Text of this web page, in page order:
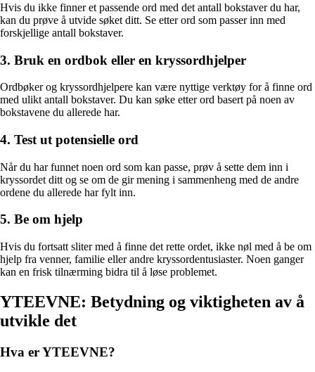
Hvis du ikke finner et passende ord med det antall bokstaver du har,
kan du prøve å utvide søket ditt. Se etter ord som passer inn med
forskjellige antall bokstaver.
3. Bruk en ordbok eller en kryssordhjelper
Ordbøker og kryssordhjelpere kan være nyttige verktøy for å finne ord
med ulikt antall bokstaver. Du kan søke etter ord basert på noen av
bokstavene du allerede har.
4. Test ut potensielle ord
Når du har funnet noen ord som kan passe, prøv å sette dem inn i
kryssordet ditt og se om de gir mening i sammenheng med de andre
ordene du allerede har fylt inn.
5. Be om hjelp
Hvis du fortsatt sliter med å finne det rette ordet, ikke nøl med å be om
hjelp fra venner, familie eller andre kryssordentusiaster. Noen ganger
kan en frisk tilnærming bidra til å løse problemet.
YTEEVNE: Betydning og viktigheten av å
utvikle det
Hva er YTEEVNE?